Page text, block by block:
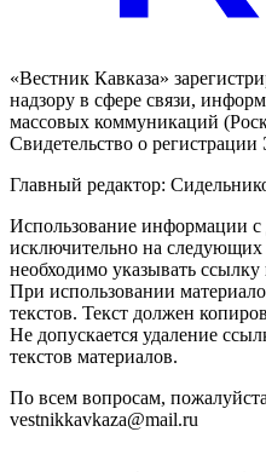
«Вестник Кавказа»
надзору в сфере связи,
массовых коммуникаций
Свидетельство о
Главный редактор:
Использование информации с
исключительно на следующих
необходимо указывать
При использовании
текстов. Текст должен
Не допускается удаление
текстов материалов.
По всем вопросам,
vestnikkavkaza@mail.ru